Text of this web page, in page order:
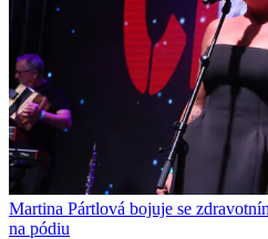
Martina Pártlová bojuje se
na pódiu